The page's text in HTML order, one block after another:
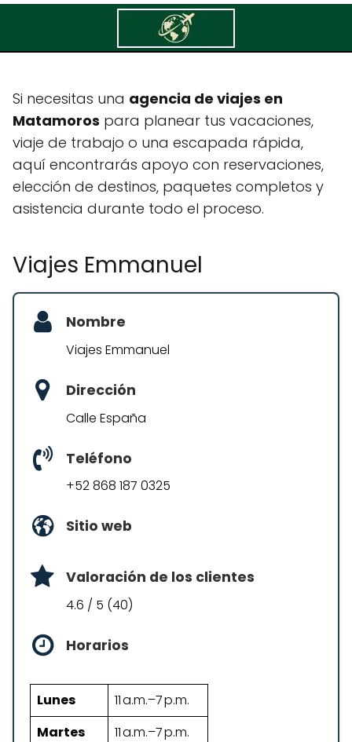
Viajes Emmanuel
Si necesitas una agencia de viajes en
Matamoros para planear tus vacaciones,
viaje de trabajo o una escapada rápida,
aquí encontrarás apoyo con reservaciones,
elección de destinos, paquetes completos y
asistencia durante todo el proceso.
Viajes Emmanuel
Nombre
Viajes Emmanuel
Dirección
Calle España
Teléfono
+52 868 187 0325
Sitio web
Valoración de los clientes
4.6 / 5 (40)
Horarios
Lunes
11 a.m.–7 p.m.
Martes
11 a.m.–7 p.m.